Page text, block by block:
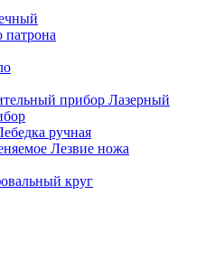
патрона
Лазерный
ручная
Лезвие ножа
круг